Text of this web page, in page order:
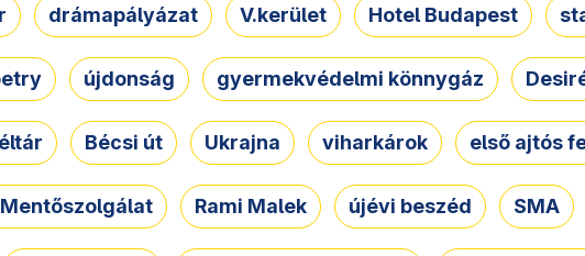
drámapályázat V.kerület Hotel Budapest
újdonság gyermekvédelmi könnygáz
Bécsi út Ukrajna viharkárok első ajtós
Rami Malek újévi beszéd SMA